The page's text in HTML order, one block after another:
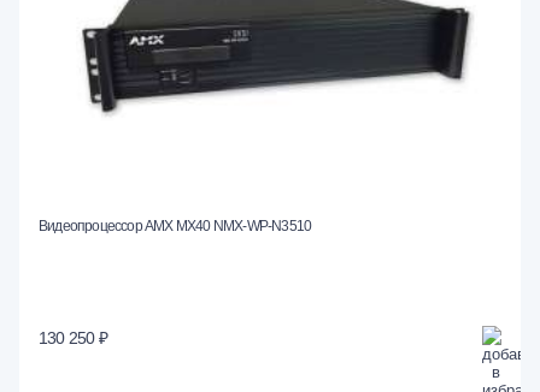
Видеопроцессор AMX MX40 NMX-WP-N3510
130 250 ₽